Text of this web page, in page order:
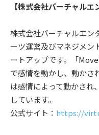
【株式会社バーチャルエ
株式会社バーチャルエン
ーツ運営及びマネジメン
ートアップです。「
で感情を動かし、動かさ
は感情によって動かされ
しています。
公式サイト： https://